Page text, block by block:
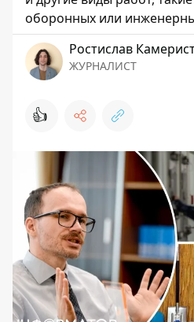
оборонных или
Ростислав
ЖУРНАЛИСТ
👍